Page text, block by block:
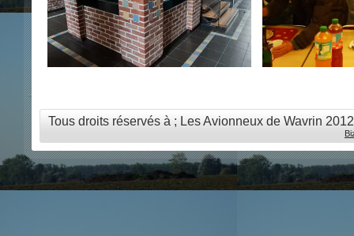
Tous droits réservés à ; Les Avionneux de Wavrin